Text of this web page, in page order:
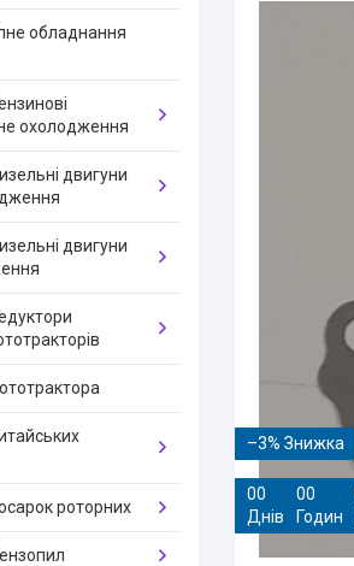
–3%
00
Днів
00
Годин
обладнання
охолодження
двигуни
двигуни
роторних